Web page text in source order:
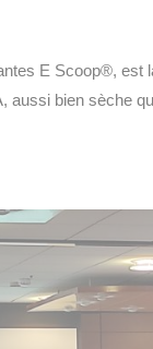
E Scoop®, est
bien sèche